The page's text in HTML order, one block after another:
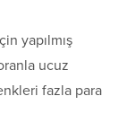
yapılmış
ucuz
fazla para